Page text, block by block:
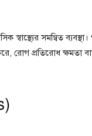
সমন্বিত ব্যবস্থা।
রোগ প্রতিরোধ ক্ষমতা